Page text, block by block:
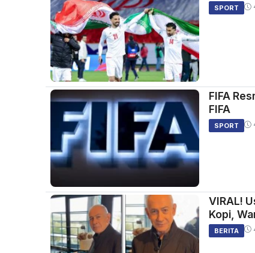
SPORT
FIFA
FIFA
SPORT
VIRAL!
Kopi,
BERITA